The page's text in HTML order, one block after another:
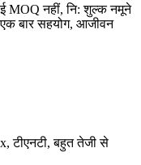
MOQ नहीं, नि: शुल्क नमूने
एक बार सहयोग, आजीवन
टीएनटी, बहुत तेजी से